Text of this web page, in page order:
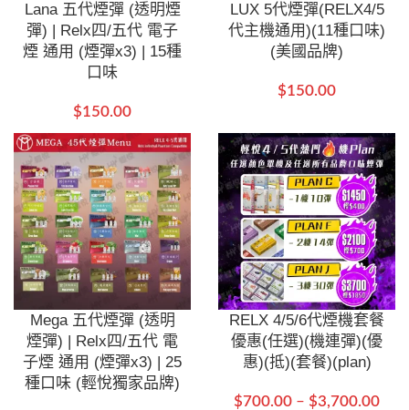
Lana 五代煙彈 (透明煙
彈) | Relx四/五代 電子
煙 通用 (煙彈x3) | 15種
口味
$150.00
LUX 5代煙彈(RELX4/5
代主機通用)(11種口味)
(美國品牌)
$150.00
Mega 五代煙彈 (透明
煙彈) | Relx四/五代 電
子煙 通用 (煙彈x3) | 25
種口味 (輕悅獨家品牌)
RELX 4/5/6代煙機套餐
優惠(任選)(機連彈)(優
惠)(抵)(套餐)(plan)
$700.00 – $3,700.00